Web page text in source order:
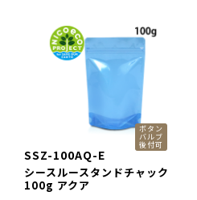
ボタン
バルブ
後付可
SSZ-100AQ-E
シースルースタンドチャック
100g アクア